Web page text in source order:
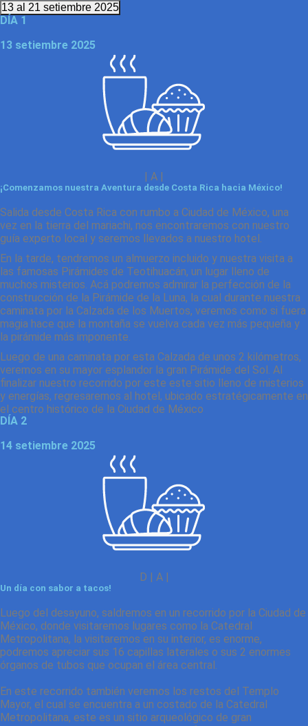
13 al 21 setiembre 2025
DÍA 1
13 setiembre 2025
| A |
¡Comenzamos nuestra Aventura desde Costa Rica hacia México!
Salida desde Costa Rica con rumbo a Ciudad de México, una
vez en la tierra del mariachi, nos encontraremos con nuestro
guía experto local y seremos llevados a nuestro hotel.
En la tarde, tendremos un almuerzo incluido y nuestra visita a
las famosas Pirámides de Teotihuacán, un lugar lleno de
muchos misterios. Acá podremos admirar la perfección de la
construcción de la Pirámide de la Luna, la cual durante nuestra
caminata por la Calzada de los Muertos, veremos como si fuera
magia hace que la montaña se vuelva cada vez más pequeña y
la pirámide más imponente.
Luego de una caminata por esta Calzada de unos 2 kilómetros,
veremos en su mayor esplandor la gran Pirámide del Sol. Al
finalizar nuestro recorrido por este este sitio lleno de misterios
y energías, regresaremos al hotel, ubicado estratégicamente en
el centro histórico de la Ciudad de México
DÍA 2
14 setiembre 2025
D | A |
Un día con sabor a tacos!
Luego del desayuno, saldremos en un recorrido por la Ciudad de
México, donde visitaremos lugares como la Catedral
Metropolitana, la visitaremos en su interior, es enorme,
podremos apreciar sus 16 capillas laterales o sus 2 enormes
órganos de tubos que ocupan el área central.
En este recorrido también veremos los restos del Templo
Mayor, el cual se encuentra a un costado de la Catedral
Metropolitana, este es un sitio arqueológico de gran